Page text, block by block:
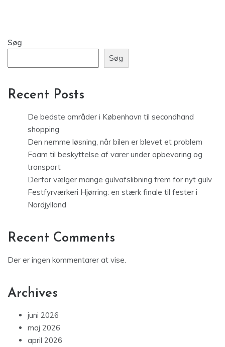
Søg
Søg
Recent Posts
De bedste områder i København til secondhand
shopping
Den nemme løsning, når bilen er blevet et problem
Foam til beskyttelse af varer under opbevaring og
transport
Derfor vælger mange gulvafslibning frem for nyt gulv
Festfyrværkeri Hjørring: en stærk finale til fester i
Nordjylland
Recent Comments
Der er ingen kommentarer at vise.
Archives
juni 2026
maj 2026
april 2026